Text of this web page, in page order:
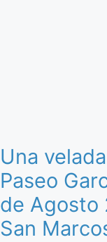
Una
Paseo
de Agosto
San